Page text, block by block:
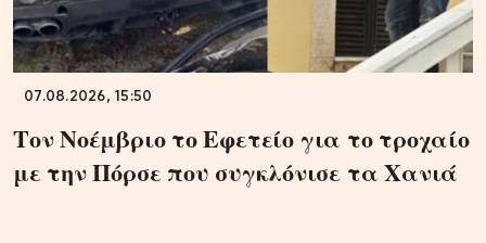
07.08.2026, 15:50
Τον Νοέμβριο το Εφετείο για το τροχαίο
με την Πόρσε που συγκλόνισε τα Χανιά